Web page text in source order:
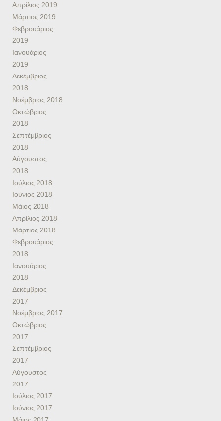
Απρίλιος 2019
Μάρτιος 2019
Φεβρουάριος
2019
Ιανουάριος
2019
Δεκέμβριος
2018
Νοέμβριος 2018
Οκτώβριος
2018
Σεπτέμβριος
2018
Αύγουστος
2018
Ιούλιος 2018
Ιούνιος 2018
Μάιος 2018
Απρίλιος 2018
Μάρτιος 2018
Φεβρουάριος
2018
Ιανουάριος
2018
Δεκέμβριος
2017
Νοέμβριος 2017
Οκτώβριος
2017
Σεπτέμβριος
2017
Αύγουστος
2017
Ιούλιος 2017
Ιούνιος 2017
Μάιος 2017